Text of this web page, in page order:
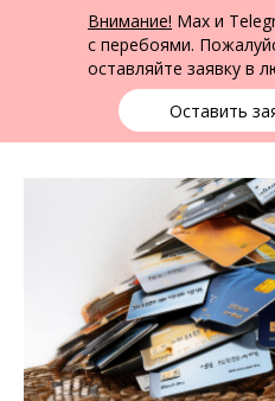
Внимание! Max и
с перебоями.
оставляйте заявку в
Оставить
Юридическая помощь в Кемерово
ФПК Альтернатива
Кемерово
выбрать город
+7